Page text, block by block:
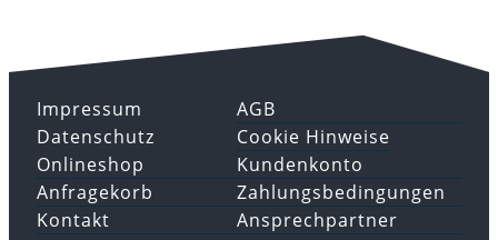
Impressum
Datenschutz
AGB
Cookie Hinweise
Onlineshop
Anfragekorb
Kundenkonto
Zahlungsbedingungen
Kontakt
Ansprechpartner